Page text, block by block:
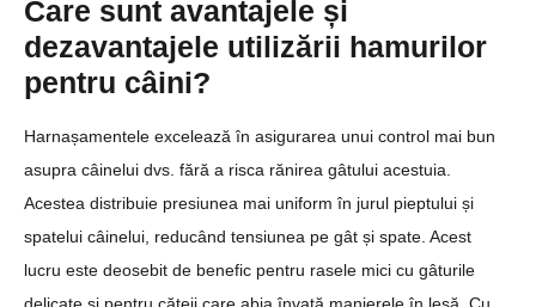
Care sunt avantajele și
dezavantajele utilizării hamurilor
pentru câini?
Harnașamentele excelează în asigurarea unui control mai bun
asupra câinelui dvs. fără a risca rănirea gâtului acestuia.
Acestea distribuie presiunea mai uniform în jurul pieptului și
spatelui câinelui, reducând tensiunea pe gât și spate. Acest
lucru este deosebit de benefic pentru rasele mici cu gâturile
delicate și pentru cățeii care abia învață manierele în lesă. Cu